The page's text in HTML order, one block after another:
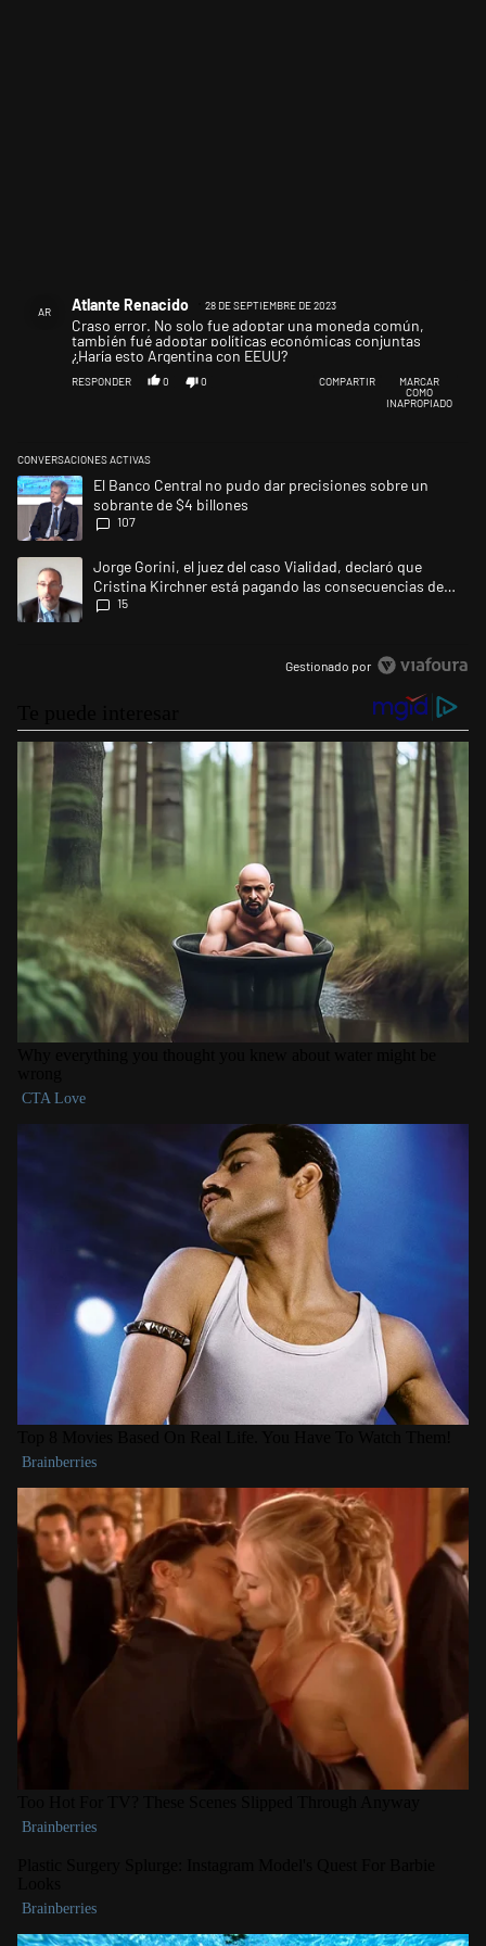
AR Atlante Renacido 28 DE SEPTIEMBRE DE 2023
Craso error. No solo fue adoptar una moneda común,
también fué adoptar políticas económicas conjuntas
¿Haría esto Argentina con EEUU?
RESPONDER 0 0 COMPARTIR
MARCAR
COMO
INAPROPIADO
CONVERSACIONES ACTIVAS
Este listado muestra los artículos con más comentarios en los últimos
Un artículo de tendencia con el título "El Banco Central no pudo dar
El Banco Central no pudo dar precisiones sobre un
sobrante de $4 billones
107
Un artículo de tendencia con el título "Jorge Gorini, el juez del caso
Jorge Gorini, el juez del caso Vialidad, declaró que
Cristina Kirchner está pagando las consecuencias de
cometer "un delito comprobado"
15
Gestionado por